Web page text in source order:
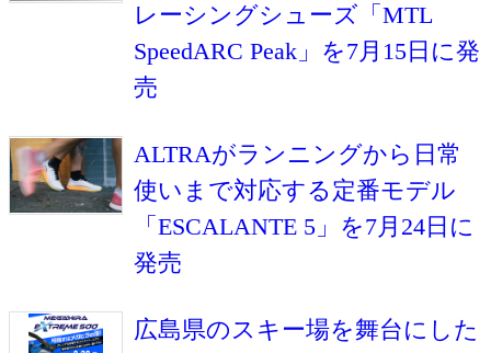
レーシングシューズ「MTL
SpeedARC Peak」を7月15日に発
売
ALTRAがランニングから日常
使いまで対応する定番モデル
「ESCALANTE 5」を7月24日に
発売
広島県のスキー場を舞台にした